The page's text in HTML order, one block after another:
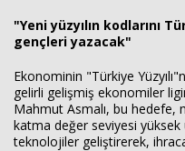
"Yeni yüzyılın kodlarını
gençleri yazacak"
Ekonominin "Türkiye
gelirli gelişmiş ekonomiler
Mahmut Asmalı, bu hedefe,
katma değer seviyesi
teknolojiler geliştirerek,